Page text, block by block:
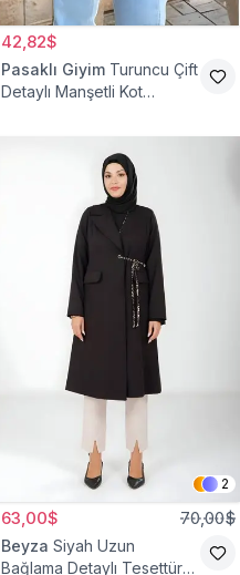
42,82$
Pasaklı Giyim Turuncu Çift
Detaylı Manşetli Kot
2
63,00$ 70,00$
Beyza Siyah Uzun
Bağlama Detaylı Tesettür